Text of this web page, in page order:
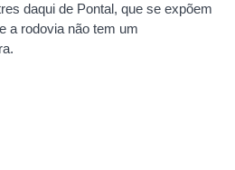
daqui de Pontal, que se expõem
a rodovia não tem um